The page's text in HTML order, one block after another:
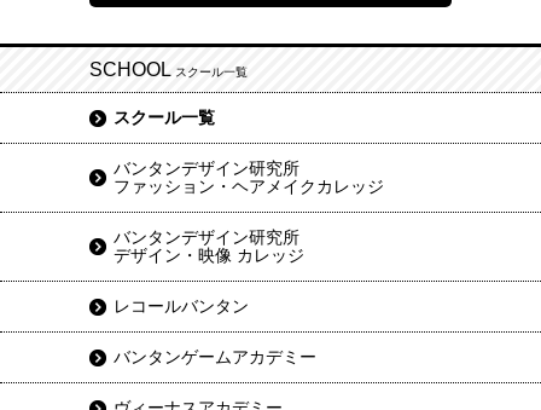
SCHOOL スクール一覧
スクール一覧
バンタンデザイン研究所
ファッション・ヘアメイクカレッジ
バンタンデザイン研究所
デザイン・映像 カレッジ
レコールバンタン
バンタンゲームアカデミー